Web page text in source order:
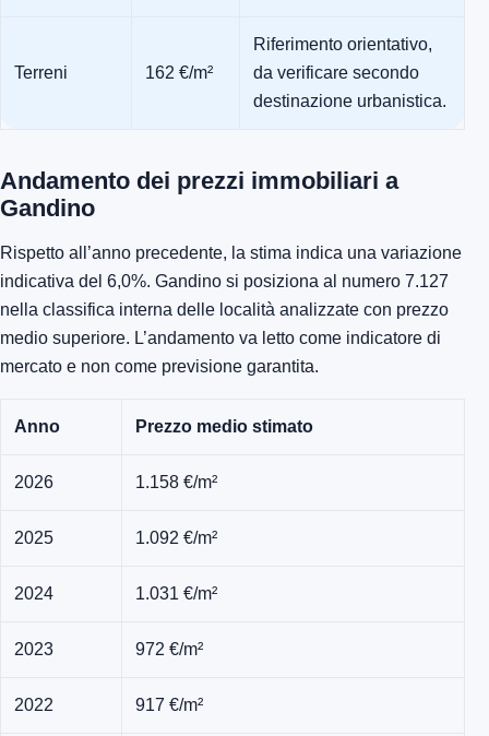
Terreni 162 €/m²
Riferimento orientativo,
da verificare secondo
destinazione urbanistica.
Andamento dei prezzi immobiliari a
Gandino
Rispetto all’anno precedente, la stima indica una variazione
indicativa del 6,0%. Gandino si posiziona al numero 7.127
nella classifica interna delle località analizzate con prezzo
medio superiore. L’andamento va letto come indicatore di
mercato e non come previsione garantita.
Anno Prezzo medio stimato
2026 1.158 €/m²
2025 1.092 €/m²
2024 1.031 €/m²
2023 972 €/m²
2022 917 €/m²